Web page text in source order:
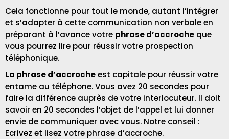
Cela fonctionne pour tout le monde, autant l’intégrer
et s’adapter à cette communication non verbale en
préparant à l’avance votre phrase d’accroche que
vous pourrez lire pour réussir votre prospection
téléphonique.
La phrase d’accrocheest capitale pour réussir votre
entame au téléphone. Vous avez 20 secondes pour
faire la différence auprès de votre interlocuteur. Il doit
savoir en 20 secondes l’objet de l’appel et lui donner
envie de communiquer avec vous. Notre conseil :
Ecrivez et lisez votre phrase d’accroche.